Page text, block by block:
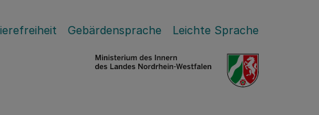
Gebärdensprache Leichte Sprache